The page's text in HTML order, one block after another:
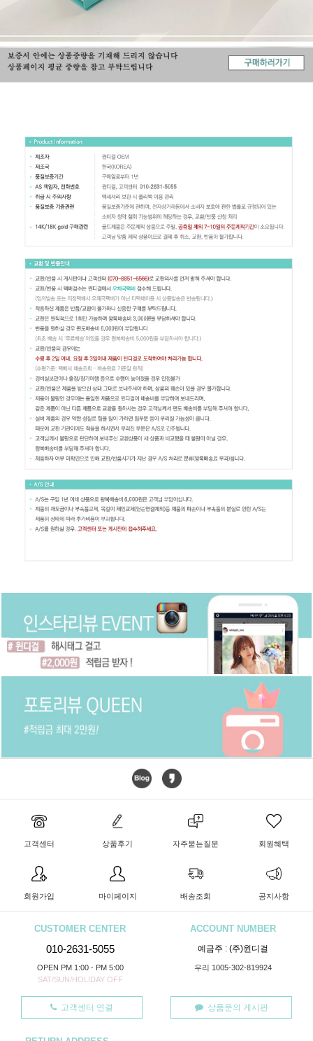
고객센터 상품후기 자주묻는질문 회원혜택
회원가입 마이페이지 배송조회 공지사항
CUSTOMER CENTER
010-2631-5055
OPEN PM 1:00 - PM 5:00
SAT/SUN/HOLIDAY OFF
ACCOUNT NUMBER
예금주 : (주)윈디걸
우리 1005-302-819924
고객센터 연결 상품문의 게시판